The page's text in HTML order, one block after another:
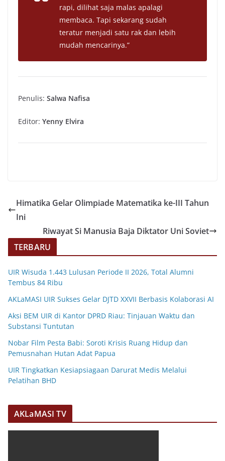
rapi, dilihat saja malas apalagi
membaca. Tapi sekarang sudah
teratur menjadi satu rak dan lebih
mudah mencarinya.”
Penulis: Salwa Nafisa
Editor: Yenny Elvira
Himatika Gelar Olimpiade Matematika ke-III Tahun
Ini
Riwayat Si Manusia Baja Diktator Uni Soviet
TERBARU
UIR Wisuda 1.443 Lulusan Periode II 2026, Total Alumni
Tembus 84 Ribu
AKLaMASI UIR Sukses Gelar DJTD XXVII Berbasis Kolaborasi AI
Aksi BEM UIR di Kantor DPRD Riau: Tinjauan Waktu dan
Substansi Tuntutan
Nobar Film Pesta Babi: Soroti Krisis Ruang Hidup dan
Pemusnahan Hutan Adat Papua
UIR Tingkatkan Kesiapsiagaan Darurat Medis Melalui
Pelatihan BHD
AKLaMASI TV